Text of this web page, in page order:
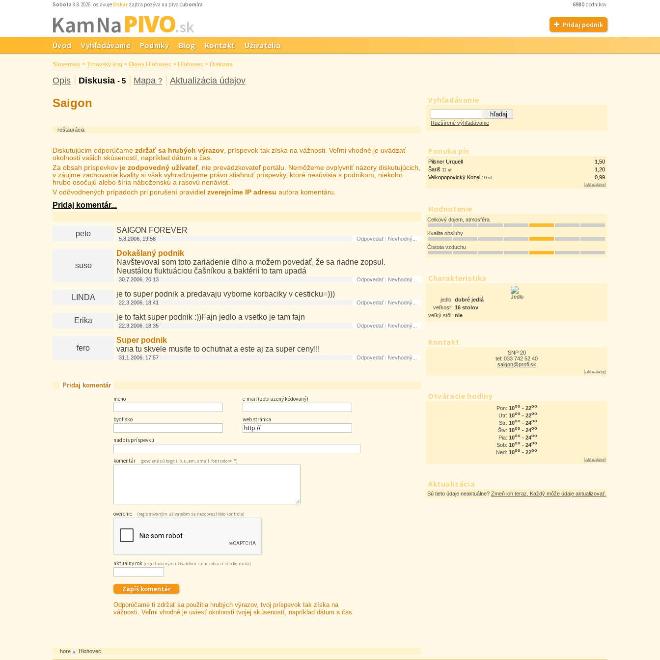
Sobota 8.8.2026 oslavujeOskar zajtra pozýva na pivo Ľubomíra 6980 podnikov
Kam NaPIVO.sk Pridaj podnik
Úvod Vyhľadávanie Podniky Blog Kontakt Užívatelia
Slovensko > Trnavský kraj > Okres Hlohovec > Hlohovec > Diskusia
Opis Diskusia - 5 Mapa ?
Aktualizácia údajov
Vyhľadávanie
Rozšírené výhľadávanie
Ponuka pív
Pilsner Urquell
1,50
Šariš 11 st
1,20
Velkopopovický Kozel 10 st 0,99
[aktualizuj]
Hodnotenie
Celkový dojem, atmosféra
Kvalita obsluhy
Čistota vzduchu
Charakteristika
jedlo: dobré jedlá
veľkosť: 16 stolov
veľký stôl: nie
Kontakt
SNP 20
tel: 033 742 52 40
saigon@profi.sk
[aktualizuj]
Otváracie hodiny
Pon: 10oo - 22oo
Utr: 10oo - 22oo
Str: 10oo - 24oo
Štv: 10oo - 24oo
Pia: 10oo - 24oo
Sob: 10oo - 24oo
Ned: 10oo - 22oo
[aktualizuj]
Aktualizácia
Sú tieto údaje neaktuálne? Zmeň ich teraz. Každý môže údaje aktualizovať.
Saigon
reštaurácia
Diskutujúcim odporúčame zdržať sa hrubých výrazov, príspevok tak získa na vážnosti. Veľmi vhodné je uvádzať
okolnosti vašich skúseností, napríklad dátum a čas.
Za obsah príspevkov je zodpovedný užívateľ, nie prevádzkovateľ portálu. Nemôžeme ovplyvniť názory diskutujúcich,
v záujme zachovania kvality si však vyhradzujeme právo stiahnuť príspevky, ktoré nesúvisia s podnikom, niekoho
hrubo osočujú alebo šíria náboženskú a rasovú nenávisť.
V odôvodnených prípadoch pri porušení pravidiel zverejníme IP adresu autora komentáru.
Pridaj komentár...
peto SAIGON FOREVER
Odpovedať | Nevhodný...
5.8.2006, 19:58
suso
Dokašlaný podnik
Navštevoval som toto zariadenie dlho a možem povedať, že sa riadne zopsul.
Neustálou fluktuáciou čašníkou a baktérií to tam upadá
Odpovedať | Nevhodný...
30.7.2006, 20:13
LINDA je to super podnik a predavaju vyborne korbaciky v cesticku=)))
Odpovedať | Nevhodný...
22.3.2006, 18:41
Erika je to fakt super podnik :))Fajn jedlo a vsetko je tam fajn
Odpovedať | Nevhodný...
22.3.2006, 18:35
fero
Super podnik
varia tu skvele musite to ochutnat a este aj za super ceny!!!
Odpovedať | Nevhodný...
31.1.2006, 17:57
Pridaj komentár
meno
bydlisko
e-mail (zobrazený kódovaný)
web stránka
nadpis príspevku
komentár (povolené sú tagy: i, b, u, em, small, font color="")
overenie (registrovaným užívateľom sa nezobrazí táto kontrola)
aktuálny rok (registrovaným užívateľom sa nezobrazí táto kontrola)
Odporúčame ti zdržať sa použitia hrubých výrazov, tvoj príspevok tak získa na
vážnosti. Veľmi vhodné je uviesť okolnosti tvojej skúseností, napríklad dátum a čas.
hore Hlohovec